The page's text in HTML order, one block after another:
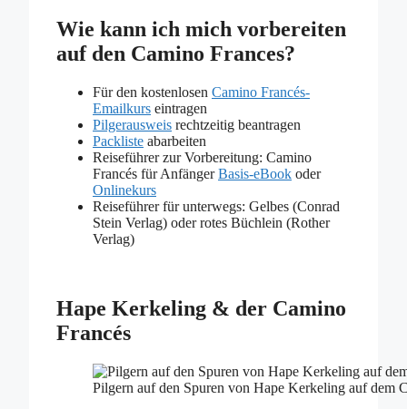
Wie kann ich mich vorbereiten
auf den Camino Frances?
Für den kostenlosen Camino Francés-
Emailkurs eintragen
Pilgerausweis rechtzeitig beantragen
Packliste abarbeiten
Reiseführer zur Vorbereitung: Camino
Francés für AnfängerBasis-eBook oder
Onlinekurs
Reiseführer für unterwegs: Gelbes (Conrad
Stein Verlag) oder rotes Büchlein (Rother
Verlag)
Hape Kerkeling & der Camino
Francés
Pilgern auf den Spuren von Hape Kerkeling auf dem